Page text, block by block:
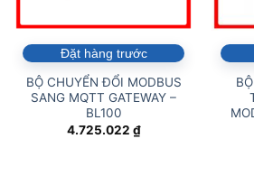
Đặt hàng trước
BỘ CHUYỂN ĐỔI MODBUS
SANG MQTT GATEWAY –
BL100
4.725.022 ₫